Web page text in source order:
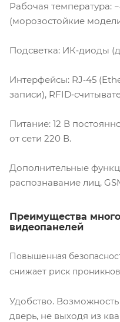
Рабочая температура:
(морозостойкие
Подсветка: ИК‑диоды
Интерфейсы: RJ‑45
записи),
Питание: 12 В
от сети 220 В.
Дополнительные
распознавание лиц,
Преимущества
видеопанелей
Повышенная
снижает риск
Удобство.
дверь, не выходя из